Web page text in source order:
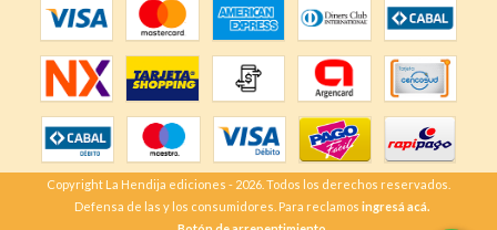
Copyright La Hendija ediciones - 2026. Todos los derechos reservados.
Defensa de las y los consumidores. Para reclamos ingresá acá.